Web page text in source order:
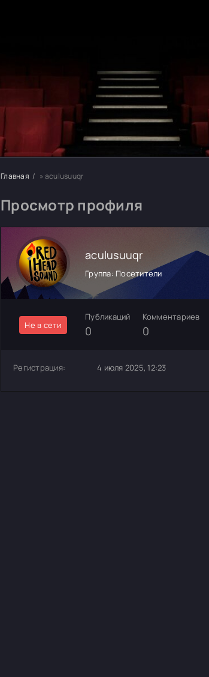
Главная » aculusuuqr
Просмотр профиля
aculusuuqr
Группа: Посетители
Не в сети
Публикаций
0
Комментариев
0
Регистрация: 4 июля 2025, 12:23